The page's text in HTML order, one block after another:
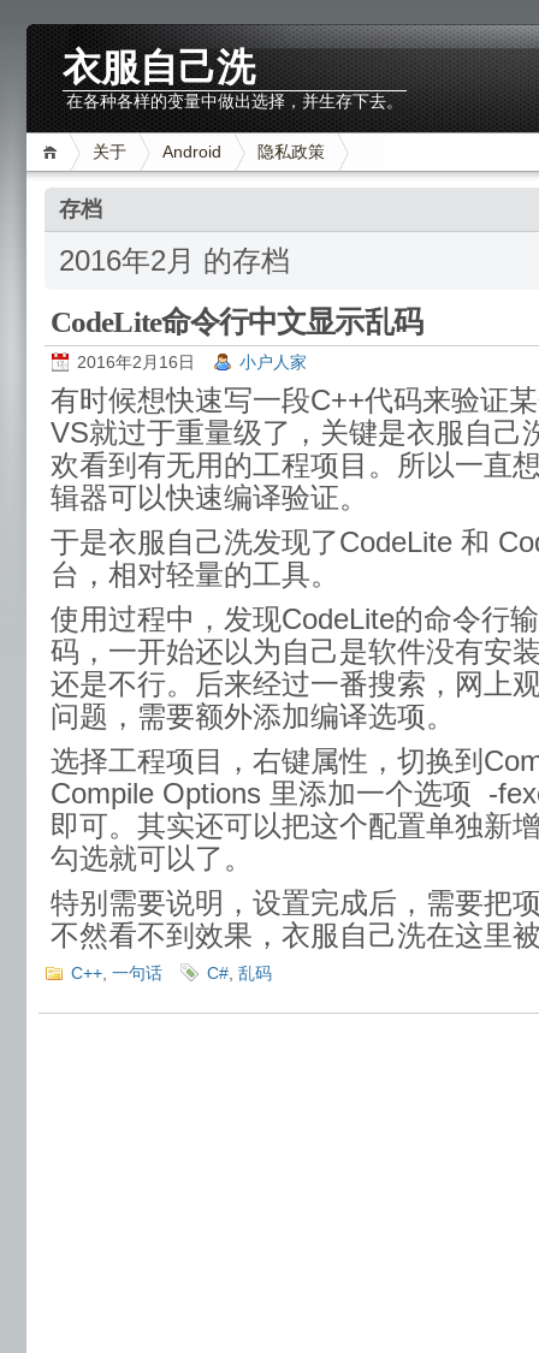
衣服自己洗
在各种各样的变量中做出选择，并生存下去。
关于 Android 隐私政策
存档
2016年2月 的存档
CodeLite命令行中文显示乱码
2016年2月16日 小户人家
有时候想快速写一段C++代码来验证
VS就过于重量级了，关键是衣服自己
欢看到有无用的工程项目。所以一直
辑器可以快速编译验证。
于是衣服自己洗发现了CodeLite 和
台，相对轻量的工具。
使用过程中，发现CodeLite的命令行
码，一开始还以为自己是软件没有安
还是不行。后来经过一番搜索，网上
问题，需要额外添加编译选项。
选择工程项目，右键属性，切换到
Compile Options 里添加一个选项 -
即可。其实还可以把这个配置单独新
勾选就可以了。
特别需要说明，设置完成后，需要把
不然看不到效果，衣服自己洗在这里
C++ 一句话 C# 乱码